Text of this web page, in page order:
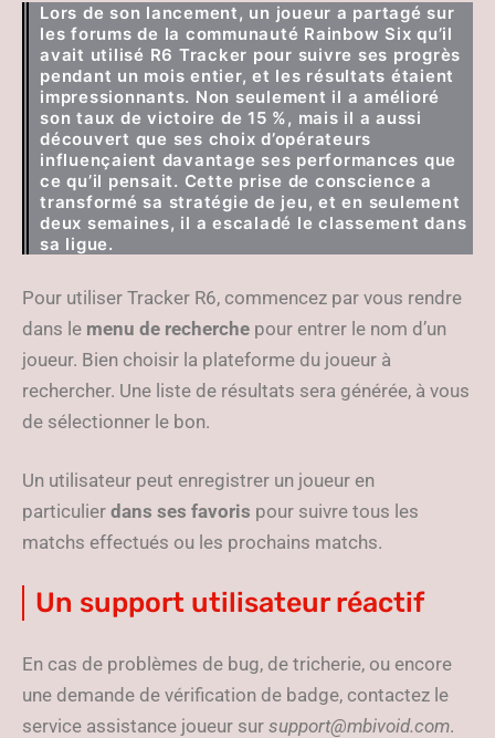
Lors de son lancement, un joueur a partagé sur
les forums de la communauté Rainbow Six qu’il
avait utilisé R6 Tracker pour suivre ses progrès
pendant un mois entier, et les résultats étaient
impressionnants. Non seulement il a amélioré
son taux de victoire de 15 %, mais il a aussi
découvert que ses choix d’opérateurs
influençaient davantage ses performances que
ce qu’il pensait. Cette prise de conscience a
transformé sa stratégie de jeu, et en seulement
deux semaines, il a escaladé le classement dans
sa ligue.
Pour utiliser Tracker R6, commencez par vous rendre
dans le menu de recherche pour entrer le nom d’un
joueur. Bien choisir la plateforme du joueur à
rechercher. Une liste de résultats sera générée, à vous
de sélectionner le bon.
Un utilisateur peut enregistrer un joueur en
particulier dans ses favoris pour suivre tous les
matchs effectués ou les prochains matchs.
Un support utilisateur réactif
En cas de problèmes de bug, de tricherie, ou encore
une demande de vérification de badge, contactez le
service assistance joueur sur support@mbivoid.com.